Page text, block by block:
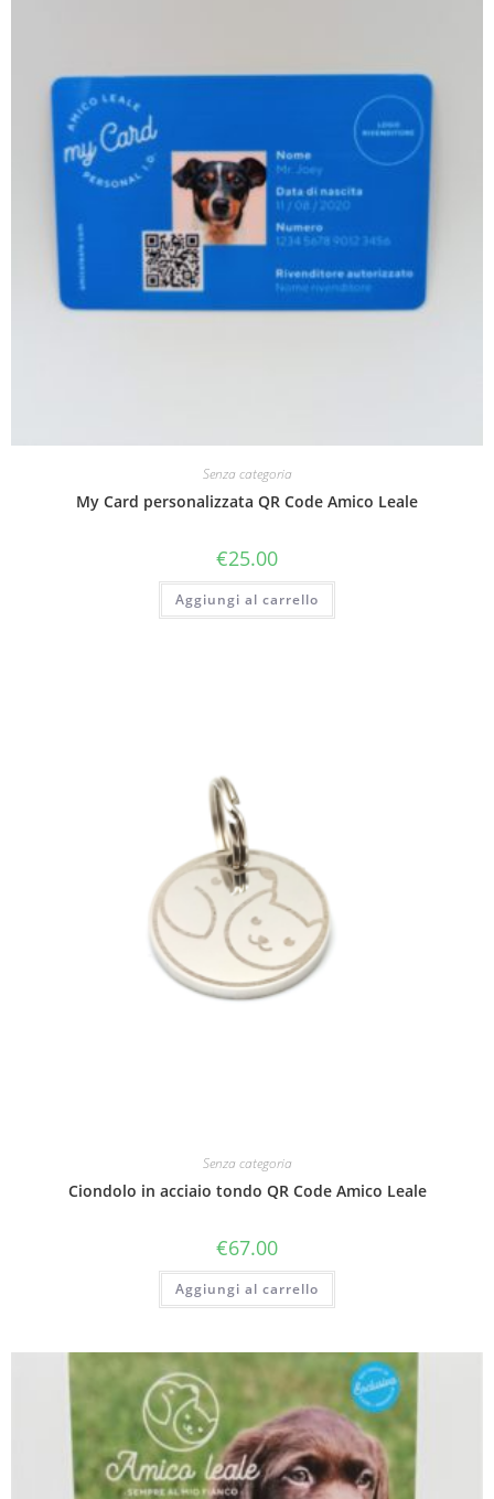
Senza categoria
My Card personalizzata QR Code Amico Leale
€25.00
Aggiungi al carrello
Senza categoria
Ciondolo in acciaio tondo QR Code Amico Leale
€67.00
Aggiungi al carrello